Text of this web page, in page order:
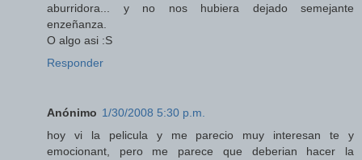
aburridora... y no nos hubiera dejado semejante
enzeñanza.
O algo asi :S
Responder
Anónimo 1/30/2008 5:30 p.m.
hoy vi la pelicula y me parecio muy interesan te y
emocionant, pero me parece que deberian hacer la